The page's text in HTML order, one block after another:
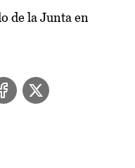
de la Junta en